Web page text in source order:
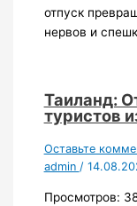
отпуск
нервов и
Таиланд:
туристов
Оставьте
admin /
Просмотров: